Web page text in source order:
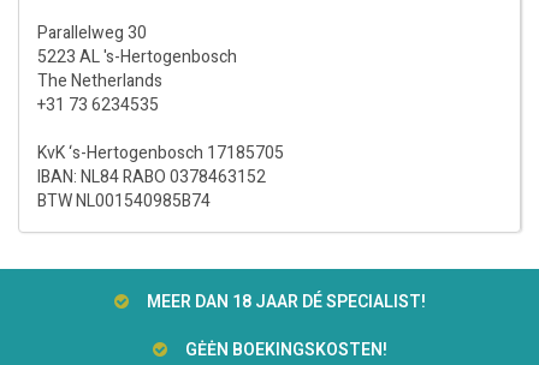
Parallelweg 30
5223 AL 's-Hertogenbosch
The Netherlands
+31 73 6234535
KvK ‘s-Hertogenbosch 17185705
IBAN: NL84 RABO 0378463152
BTW NL001540985B74
MEER DAN 18 JAAR DÉ SPECIALIST!
GĖĖN BOEKINGSKOSTEN!